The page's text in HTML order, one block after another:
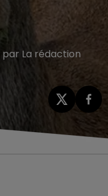
par La rédaction